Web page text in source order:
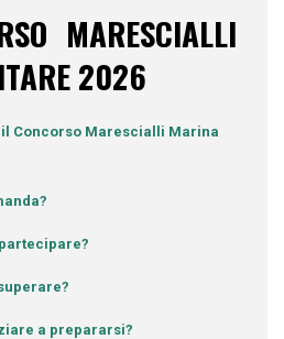
MARESCIALLI
2026
Concorso Marescialli Marina
a prepararsi?